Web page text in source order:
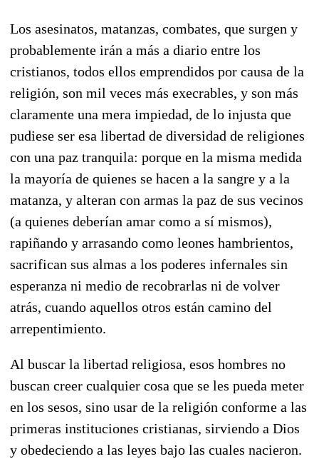
Los asesinatos, matanzas, combates, que surgen y
probablemente irán a más a diario entre los
cristianos, todos ellos emprendidos por causa de la
religión, son mil veces más execrables, y son más
claramente una mera impiedad, de lo injusta que
pudiese ser esa libertad de diversidad de religiones
con una paz tranquila: porque en la misma medida
la mayoría de quienes se hacen a la sangre y a la
matanza, y alteran con armas la paz de sus vecinos
(a quienes deberían amar como a sí mismos),
rapiñando y arrasando como leones hambrientos,
sacrifican sus almas a los poderes infernales sin
esperanza ni medio de recobrarlas ni de volver
atrás, cuando aquellos otros están camino del
arrepentimiento.
Al buscar la libertad religiosa, esos hombres no
buscan creer cualquier cosa que se les pueda meter
en los sesos, sino usar de la religión conforme a las
primeras instituciones cristianas, sirviendo a Dios
y obedeciendo a las leyes bajo las cuales nacieron.